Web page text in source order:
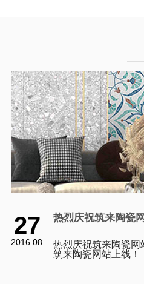
27
2016.08
热烈庆祝筑来陶瓷
热烈庆祝筑来陶瓷网
筑来陶瓷网站上线！